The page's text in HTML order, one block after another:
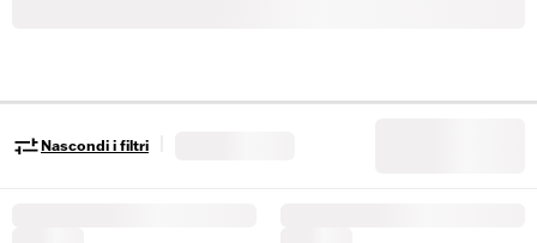
Nascondi i filtri